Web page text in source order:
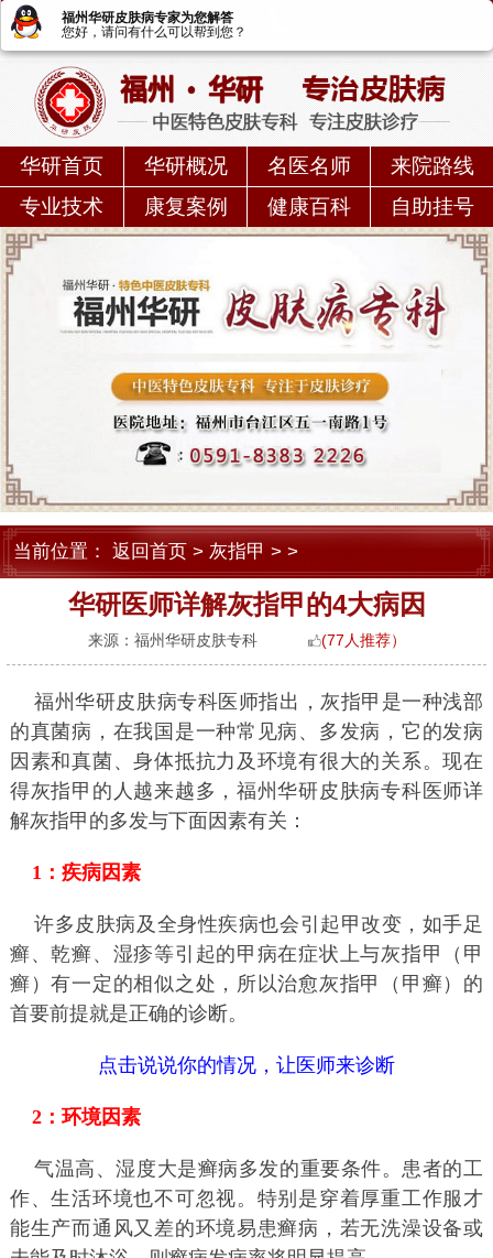
皮肤病预约/挂号
华研首页 华研概况 名医名师
来院路线
专业技术
康复案例 健康百科 自助挂号
当前位置： 返回首页 > 灰指甲 > >
华研医师详解灰指甲的4大病因
来源：福州华研皮肤专科 (77人推荐）
福州华研皮肤病专科医师指出，灰指甲是一种浅部
的真菌病，在我国是一种常见病、多发病，它的发病
因素和真菌、身体抵抗力及环境有很大的关系。现在
得灰指甲的人越来越多，福州华研皮肤病专科医师详
解灰指甲的多发与下面因素有关：
1：疾病因素
许多皮肤病及全身性疾病也会引起甲改变，如手足
癣、乾癣、湿疹等引起的甲病在症状上与灰指甲（甲
癣）有一定的相似之处，所以治愈灰指甲（甲癣）的
首要前提就是正确的诊断。
点击说说你的情况，让医师来诊断
2：环境因素
气温高、湿度大是癣病多发的重要条件。患者的工
作、生活环境也不可忽视。特别是穿着厚重工作服才
能生产而通风又差的环境易患癣病，若无洗澡设备或
福州华研皮肤病专家为您解答
您好，请问有什么可以帮到您？